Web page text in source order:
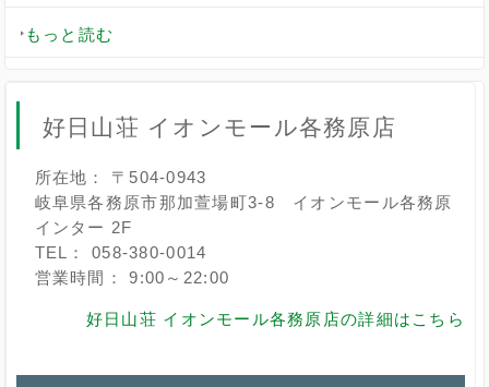
もっと読む
好日山荘 イオンモール各務原店
所在地： 〒504-0943
岐阜県各務原市那加萱場町3-8 イオンモール各務原
インター 2F
TEL： 058-380-0014
営業時間： 9:00～22:00
好日山荘 イオンモール各務原店の詳細はこちら